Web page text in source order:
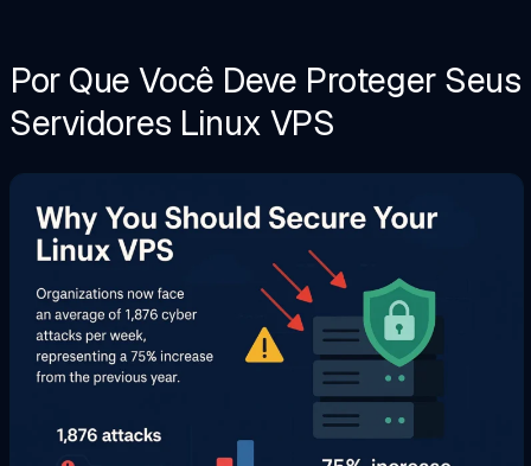
Por Que Você Deve Proteger Seus
Servidores Linux VPS